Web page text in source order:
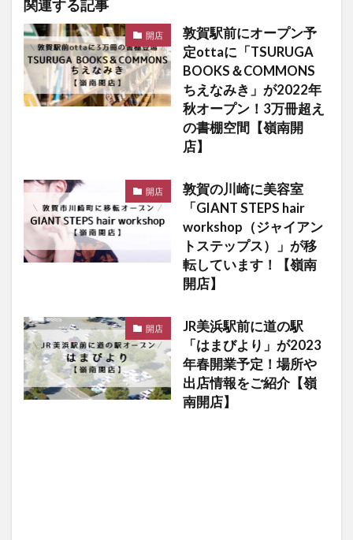
関連する記事
開店
敦賀駅前にオープン予
定ottaに「TSURUGA
BOOKS＆COMMONS
ちえなみき」が2022年
秋オープン！3万冊超え
の書棚空間【嶺南開
店】
開店
敦賀の川崎に美容室
「GIANT STEPS hair
workshop（ジャイアン
トステップス）」が移
転しています！【嶺南
開店】
開店
JR美浜駅前に道の駅
「はまびより」が2023
年春開業予定！場所や
出店情報をご紹介【嶺
南開店】